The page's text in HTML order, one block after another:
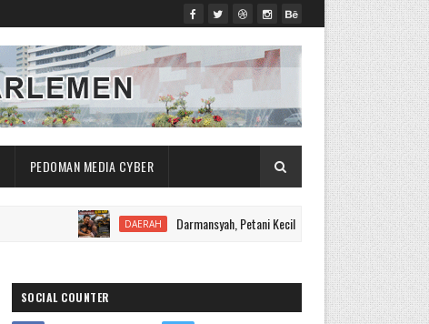
PEDOMAN MEDIA CYBER
DAERAH Darmansyah, Petani Kecil yang Berharap Keadilan Usai
SOCIAL COUNTER